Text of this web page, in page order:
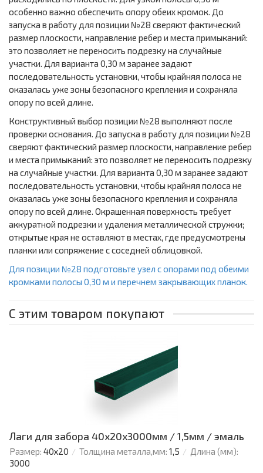
особенно важно обеспечить опору обеих кромок. До
запуска в работу для позиции №28 сверяют фактический
размер плоскости, направление ребер и места примыканий:
это позволяет не переносить подрезку на случайные
участки. Для варианта 0,30 м заранее задают
последовательность установки, чтобы крайняя полоса не
оказалась уже зоны безопасного крепления и сохраняла
опору по всей длине.
Конструктивный выбор позиции №28 выполняют после
проверки основания. До запуска в работу для позиции №28
сверяют фактический размер плоскости, направление ребер
и места примыканий: это позволяет не переносить подрезку
на случайные участки. Для варианта 0,30 м заранее задают
последовательность установки, чтобы крайняя полоса не
оказалась уже зоны безопасного крепления и сохраняла
опору по всей длине. Окрашенная поверхность требует
аккуратной подрезки и удаления металлической стружки;
открытые края не оставляют в местах, где предусмотрены
планки или сопряжение с соседней облицовкой.
Для позиции №28 подготовьте узел с опорами под обеими
кромками полосы 0,30 м и перечнем закрывающих планок.
С этим товаром покупают
Лаги для забора 40х20x3000мм / 1,5мм / эмаль
Размер: 40х20 Толщина металла,мм: 1,5
Длина (мм):
3000